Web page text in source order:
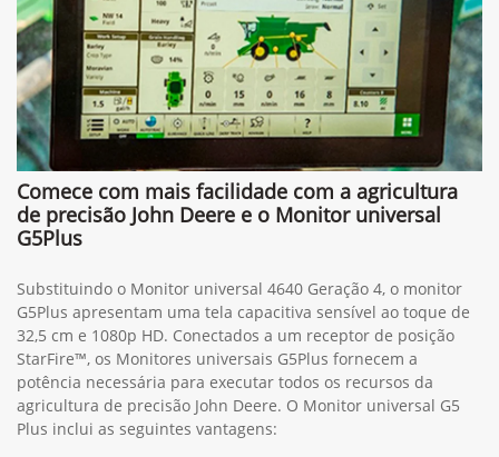
Comece com mais facilidade com a agricultura
de precisão John Deere e o Monitor universal
G5Plus
Substituindo o Monitor universal 4640 Geração 4, o monitor
G5Plus apresentam uma tela capacitiva sensível ao toque de
32,5 cm e 1080p HD. Conectados a um receptor de posição
StarFire™, os Monitores universais G5Plus fornecem a
potência necessária para executar todos os recursos da
agricultura de precisão John Deere. O Monitor universal G5
Plus inclui as seguintes vantagens: